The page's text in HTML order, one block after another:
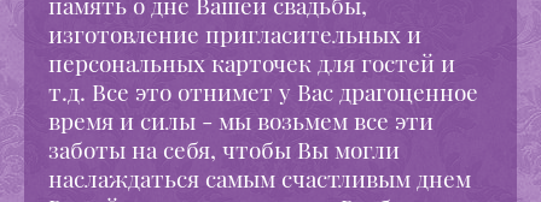
изготовление пригласительных и
персональных карточек для гостей и
т.д. Все это отнимет у Вас драгоценное
время и силы - мы возьмем все эти
заботы на себя, чтобы Вы могли
наслаждаться самым счастливым днем